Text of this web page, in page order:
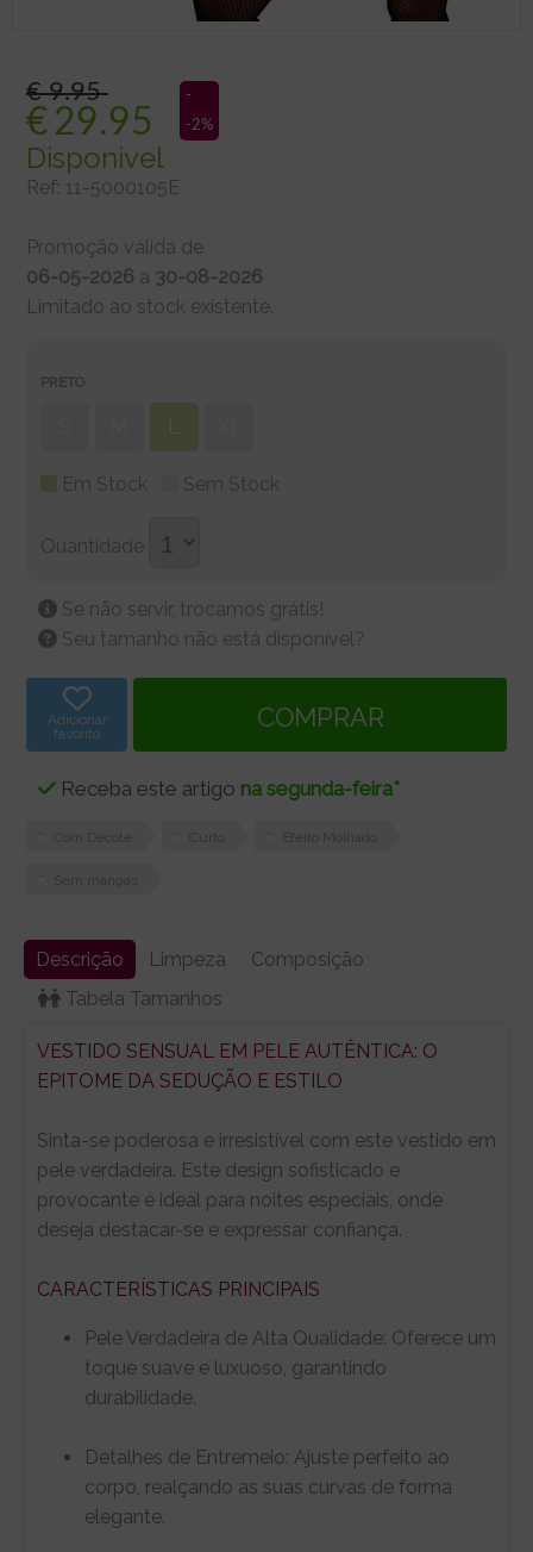
€ 9.95
-
-2%
€29.95
Disponivel
Ref: 11-5000105E
Promoção válida de
06-05-2026 a 30-08-2026
Limitado ao stock existente.
PRETO
L
Em Stock Sem Stock
Quantidade
Se não servir, trocamos grátis!
Seu tamanho não está disponível?
Adicionar
favorito
Receba este artigo na segunda-feira*
Com Decote Curto Efeito Molhado
Descrição Limpeza
Composição
Tabela Tamanhos
VESTIDO SENSUAL EM PELE AUTÊNTICA: O
EPITOME DA SEDUÇÃO E ESTILO
Sinta-se poderosa e irresistível com este vestido em
pele verdadeira. Este design sofisticado e
provocante é ideal para noites especiais, onde
deseja destacar-se e expressar confiança.
CARACTERÍSTICAS PRINCIPAIS
Pele Verdadeira de Alta Qualidade: Oferece um
toque suave e luxuoso, garantindo
durabilidade.
Detalhes de Entremeio: Ajuste perfeito ao
corpo, realçando as suas curvas de forma
elegante.